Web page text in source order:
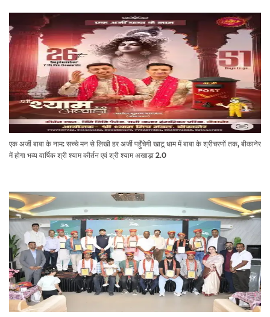
एक अर्जी बाबा के नाम: सच्चे मन से लिखी हर अर्जी पहुँचेगी खाटू धाम में बाबा के श्रीचरणों तक, बीकानेर
में होगा भव्य वार्षिक श्री श्याम कीर्तन एवं श्री श्याम अखाड़ा 2.0